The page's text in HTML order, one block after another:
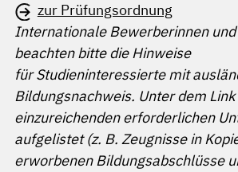
zur Prüfungsordnung
Internationale Bewerberinnen
beachten bitte die Hinweise
für Studieninteressierte mit
Bildungsnachweis. Unter dem
einzureichenden erforderlichen
aufgelistet (z. B. Zeugnisse in
erworbenen Bildungsabschlüsse